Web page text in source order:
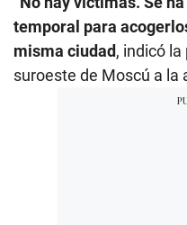
temporal para
misma ciudad, indicó
suroeste de Moscú a la